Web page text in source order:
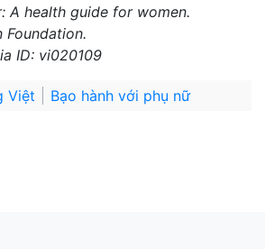
A health guide for women.
Foundation.
ID: vi020109
Việt Bạo hành với phụ nữ